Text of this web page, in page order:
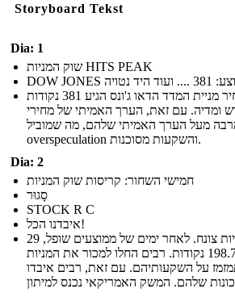
Storyboard Tekst
Dia: 1
שוק המניות HITS PEAK
ב -8 בספטמבר 1929, ממוצע מחיר מניית המדד הדאו ג'ונס הגיע 381 נקודות
ומדיה. עם זאת, הערך האמיתי של מחירי
הרבה מעל הערך האמיתי שלהם, מה שמוביל
overspeculation והשקעות מסוכנות.
Dia: 2
חמישי השחור: קריסות שוק המניות
סָגוּר
STOCK R C
איבדנו הכל!
29 באוקטובר 1929, שוק המניות צונח. לאחר ימים של ממוצעים שופל,
לממוצע המניות דאו ג'ונס ירד ל 198.7 נקודות. רבים החלו למכור את המניות
על השקעותיהם. עם זאת, רבים איבדו